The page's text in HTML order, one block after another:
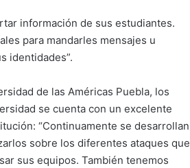
información de sus estudiantes.
para mandarles mensajes u
identidades”.
de las Américas Puebla, los
se cuenta con un excelente
“Continuamente se desarrollan
sobre los diferentes ataques que
sus equipos. También tenemos